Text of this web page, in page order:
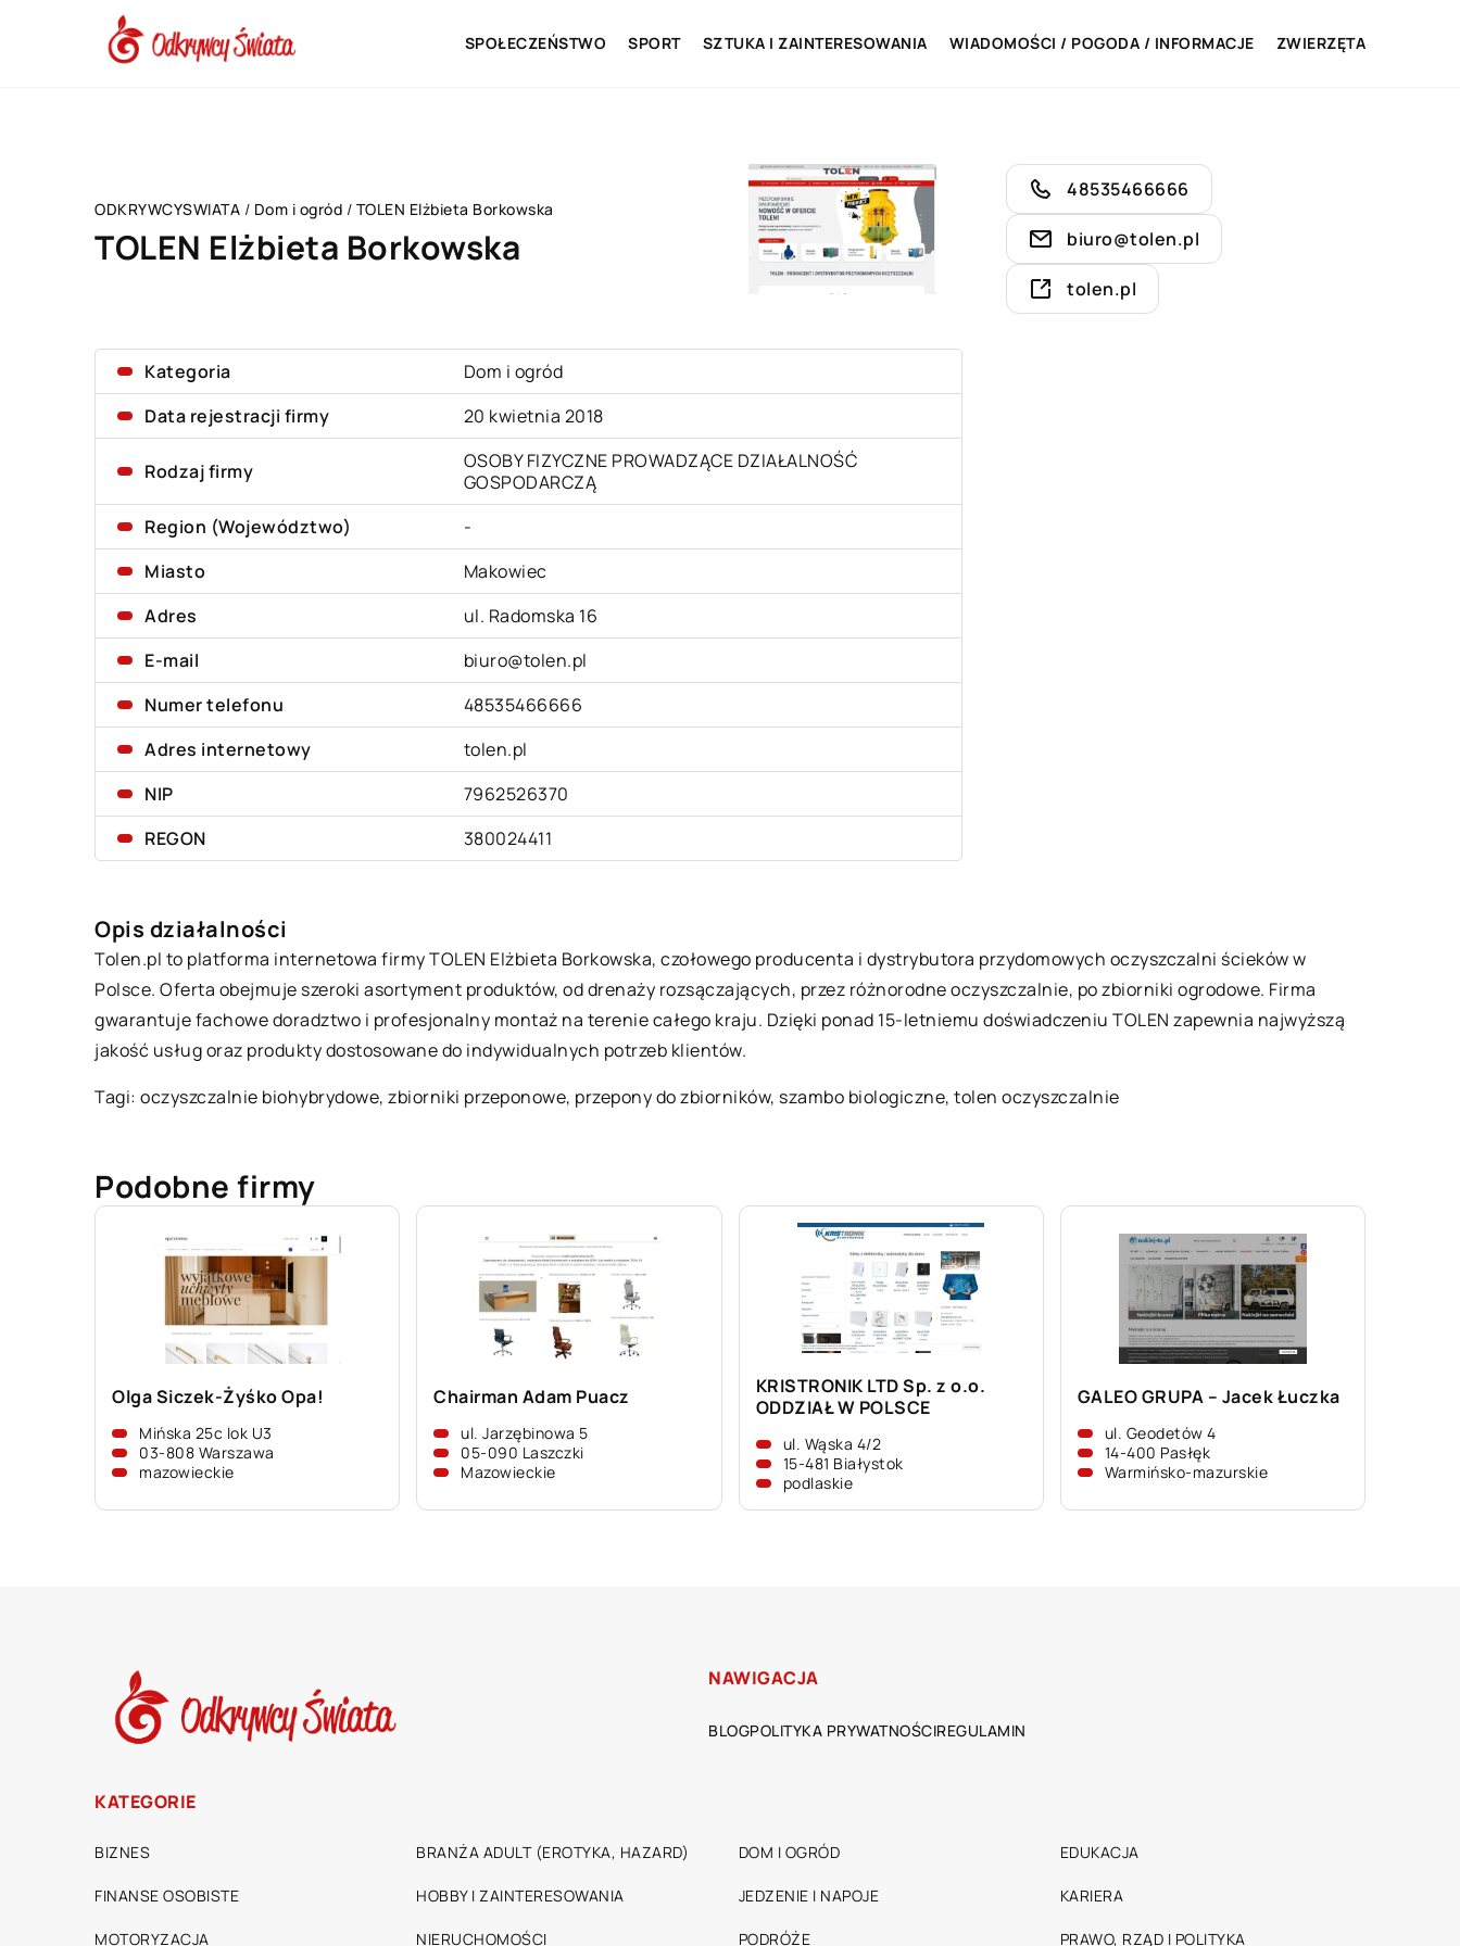
SPOŁECZEŃSTWO SPORT SZTUKA I ZAINTERESOWANIA WIADOMOŚCI / POGODA / INFORMACJE ZWIERZĘTA
ODKRYWCYSWIATA / Dom i ogród / TOLEN Elżbieta Borkowska
TOLEN Elżbieta Borkowska
Kategoria
Dom i ogród
Data rejestracji firmy
20 kwietnia 2018
Rodzaj firmy
OSOBY FIZYCZNE PROWADZĄCE DZIAŁALNOŚĆ
GOSPODARCZĄ
Region (Województwo)
-
Miasto
Makowiec
Adres
ul. Radomska 16
E-mail
biuro@tolen.pl
Numer telefonu
48535466666
Adres internetowy
tolen.pl
NIP
7962526370
REGON
380024411
48535466666
biuro@tolen.pl
tolen.pl
Opis działalności
Tolen.pl to platforma internetowa firmy TOLEN Elżbieta Borkowska, czołowego producenta i dystrybutora przydomowych oczyszczalni ścieków w
Polsce. Oferta obejmuje szeroki asortyment produktów, od drenaży rozsączających, przez różnorodne oczyszczalnie, po zbiorniki ogrodowe. Firma
gwarantuje fachowe doradztwo i profesjonalny montaż na terenie całego kraju. Dzięki ponad 15-letniemu doświadczeniu TOLEN zapewnia najwyższą
jakość usług oraz produkty dostosowane do indywidualnych potrzeb klientów.
Tagi: oczyszczalnie biohybrydowe, zbiorniki przeponowe, przepony do zbiorników, szambo biologiczne, tolen oczyszczalnie
Podobne firmy
Olga Siczek-Żyśko Opa!
Mińska 25c lok U3
03-808 Warszawa
mazowieckie
Chairman Adam Puacz
ul. Jarzębinowa 5
05-090 Laszczki
Mazowieckie
KRISTRONIK LTD Sp. z o.o.
ODDZIAŁ W POLSCE
ul. Wąska 4/2
15-481 Białystok
podlaskie
GALEO GRUPA – Jacek Łuczka
ul. Geodetów 4
14-400 Pasłęk
Warmińsko-mazurskie
NAWIGACJA
BLOGPOLITYKA PRYWATNOŚCIREGULAMIN
KATEGORIE
BIZNES BRANŻA ADULT (EROTYKA, HAZARD) DOM I OGRÓD EDUKACJA
FINANSE OSOBISTE HOBBY I ZAINTERESOWANIA JEDZENIE I NAPOJE KARIERA
MOTORYZACJA NIERUCHOMOŚCI PODRÓŻE PRAWO, RZĄD I POLITYKA